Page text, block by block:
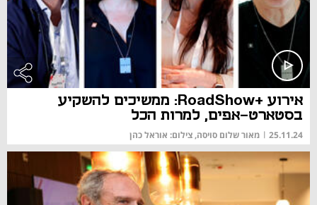
אירוע +RoadShow: ממשיכים להשקיע
בסטארט-אפים, למרות הכל
25.11.24
| מאור שלום סויסה, צילום: אוראל כהן